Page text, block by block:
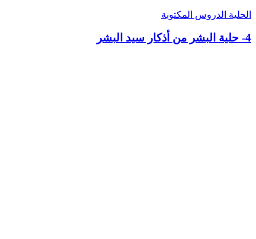
الحلية الدروس المكتوبة
4- حلية البشر من أذكار سيد البشر